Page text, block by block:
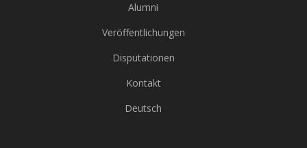
Alumni
Veröffentlichungen
Disputationen
Kontakt
Deutsch